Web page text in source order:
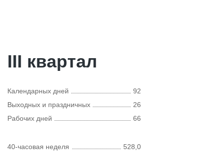
III квартал
Календарных дней
92
Выходных и праздничных
26
Рабочих дней
66
40-часовая неделя 528,0